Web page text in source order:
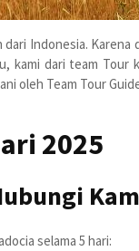
Indonesia.
kami dari team
oleh Team Tour
2025
selama 5 hari: